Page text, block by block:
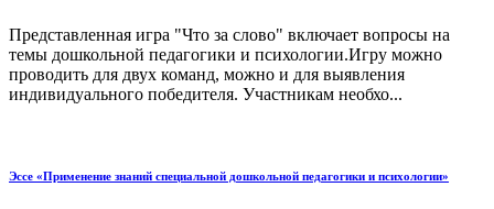
Представленная игра "Что за слово" включает вопросы на
темы дошкольной педагогики и психологии.Игру можно
проводить для двух команд, можно и для выявления
индивидуального победителя. Участникам необхо...
Эссе «Применение знаний специальной дошкольной педагогики и психологии»